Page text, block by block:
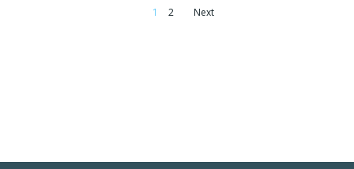
Posts
Page
1 Page
2
Posts
Next